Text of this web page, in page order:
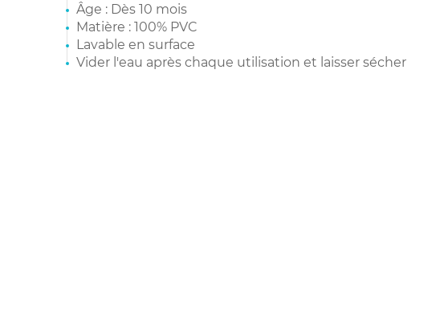
Âge : Dès 10 mois
Matière : 100% PVC
Lavable en surface
Vider l'eau après chaque utilisation et laisser sécher